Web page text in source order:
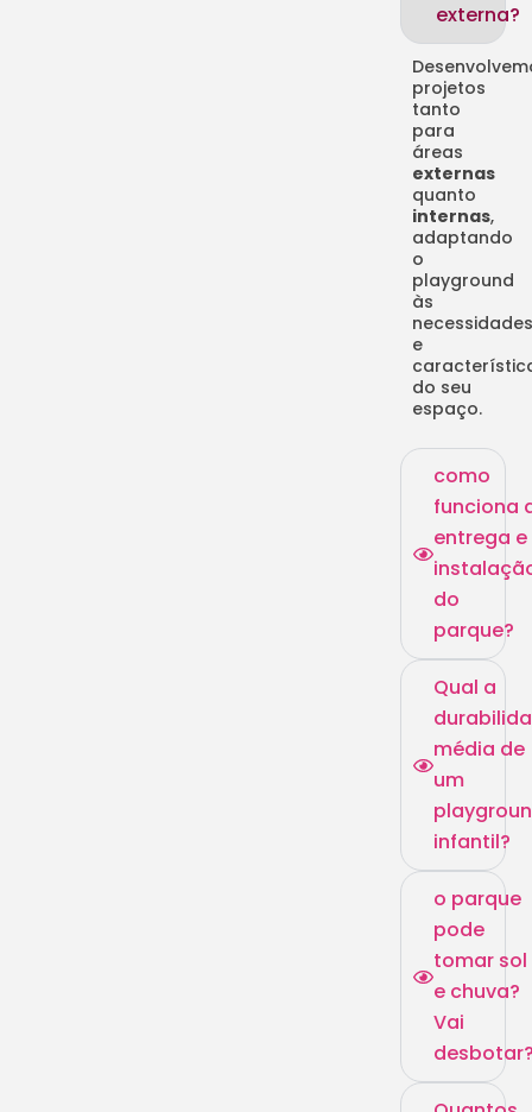
externa?
projetos
tanto
para
áreas
externas
quanto
internas,
adaptando
o
playground
às
e
do seu
espaço.
como
funciona
entrega e
do
parque?
Qual a
média de
um
infantil?
o parque
pode
tomar sol
e chuva?
Vai